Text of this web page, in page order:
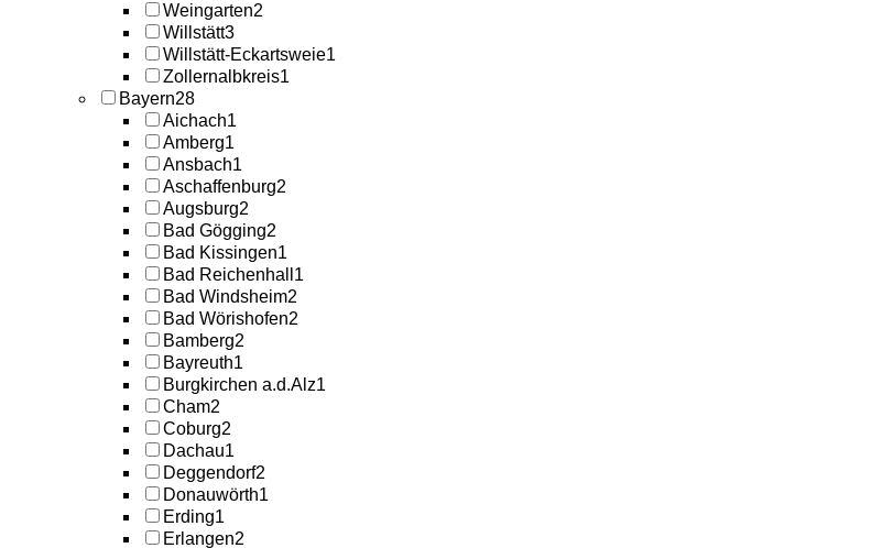
Weingarten2
Willstätt3
Willstätt-Eckartsweie1
Zollernalbkreis1
Bayern28
Aichach1
Amberg1
Ansbach1
Aschaffenburg2
Augsburg2
Bad Gögging2
Bad Kissingen1
Bad Reichenhall 1
Bad Windsheim2
Bad Wörishofen2
Bamberg2
Bayreuth1
Burgkirchen a.d.Alz1
Cham2
Coburg2
Dachau1
Deggendorf2
Donauwörth1
Erding1
Erlangen2